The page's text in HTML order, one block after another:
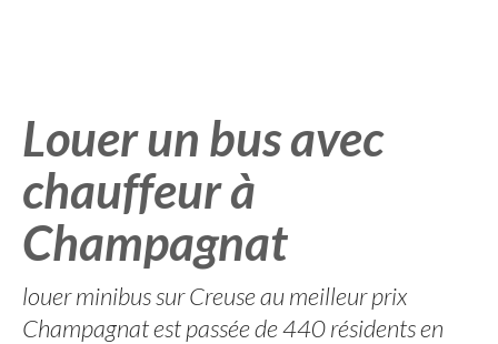
Louer un bus avec
chauffeur à
Champagnat
louer minibus sur Creuse au meilleur prix
Champagnat est passée de 440 résidents en